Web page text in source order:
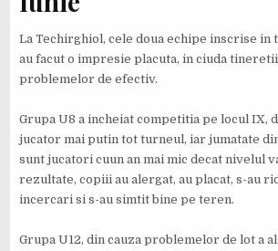
La Techirghiol, cele doua echipe inscrise in
au facut o impresie placuta, in ciuda
problemelor de efectiv.
Grupa U8 a incheiat competitia pe locul IX,
jucator mai putin tot turneul, iar jumatate
sunt jucatori cuun an mai mic decat nivelul
rezultate, copiii au alergat, au placat, s-au
incercari si s-au simtit bine pe teren.
Grupa U12, din cauza problemelor de lot a